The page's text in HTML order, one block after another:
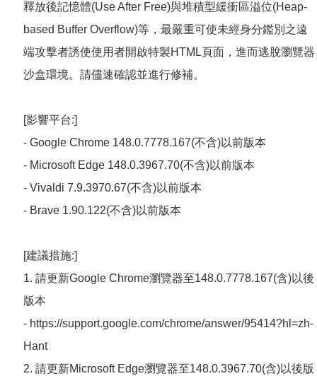
釋放後記憶體(Use After Free)與堆積型緩衝區溢位(Heap-
based Buffer Overflow)等，最嚴重可使未經身分鑑別之遠
端攻擊者誘使使用者開啟特製HTML頁面，進而逃脫瀏覽器
沙盒環境。請儘速確認並進行修補。
[影響平台:]
- Google Chrome 148.0.7778.167(不含)以前版本
- Microsoft Edge 148.0.3967.70(不含)以前版本
- Vivaldi 7.9.3970.67(不含)以前版本
- Brave 1.90.122(不含)以前版本
[建議措施:]
1. 請更新Google Chrome瀏覽器至148.0.7778.167(含)以後
版本
- https://support.google.com/chrome/answer/95414?hl=zh-
Hant
2. 請更新Microsoft Edge瀏覽器至148.0.3967.70(含)以後版